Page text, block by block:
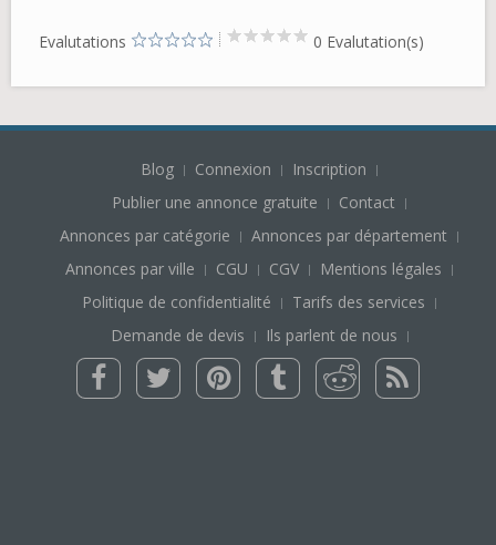
Evalutations 0 Evalutation(s)
Blog Connexion
Inscription
Publier une annonce gratuite
Contact
Annonces par catégorie
Annonces par département
Annonces par ville
CGU CGV
Mentions légales
Politique de confidentialité
Tarifs des services
Demande de devis
Ils parlent de nous